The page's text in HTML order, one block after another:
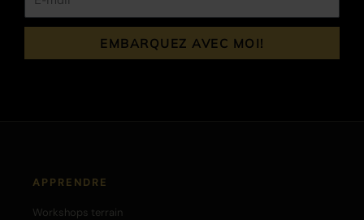
mail
EMBARQUEZ AVEC MOI!
APPRENDRE
Workshops terrain